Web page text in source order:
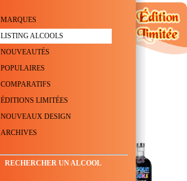
MARQUES
LISTING ALCOOLS
NOUVEAUTÉS
POPULAIRES
COMPARATIFS
ÉDITIONS LIMITÉES
NOUVEAUX DESIGN
ARCHIVES
RECHERCHER UN ALCOOL
Vodka